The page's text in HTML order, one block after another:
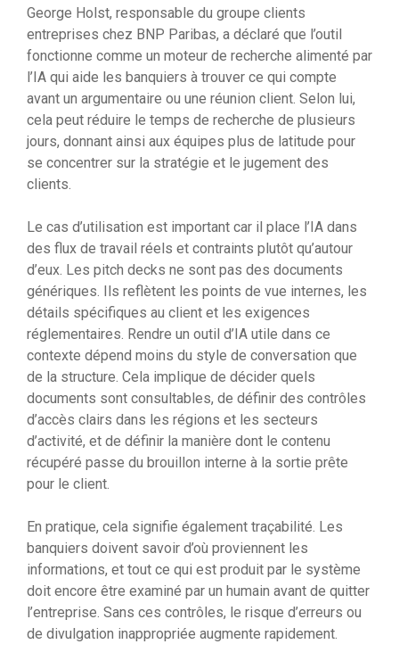
George Holst, responsable du groupe clients
entreprises chez BNP Paribas, a déclaré que l’outil
fonctionne comme un moteur de recherche alimenté par
l’IA qui aide les banquiers à trouver ce qui compte
avant un argumentaire ou une réunion client. Selon lui,
cela peut réduire le temps de recherche de plusieurs
jours, donnant ainsi aux équipes plus de latitude pour
se concentrer sur la stratégie et le jugement des
clients.
Le cas d’utilisation est important car il place l’IA dans
des flux de travail réels et contraints plutôt qu’autour
d’eux. Les pitch decks ne sont pas des documents
génériques. Ils reflètent les points de vue internes, les
détails spécifiques au client et les exigences
réglementaires. Rendre un outil d’IA utile dans ce
contexte dépend moins du style de conversation que
de la structure. Cela implique de décider quels
documents sont consultables, de définir des contrôles
d’accès clairs dans les régions et les secteurs
d’activité, et de définir la manière dont le contenu
récupéré passe du brouillon interne à la sortie prête
pour le client.
En pratique, cela signifie également traçabilité. Les
banquiers doivent savoir d’où proviennent les
informations, et tout ce qui est produit par le système
doit encore être examiné par un humain avant de quitter
l’entreprise. Sans ces contrôles, le risque d’erreurs ou
de divulgation inappropriée augmente rapidement.